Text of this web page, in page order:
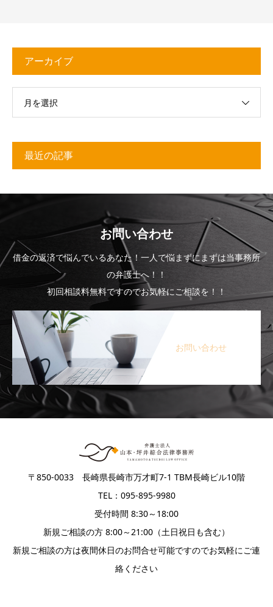
アーカイブ
月を選択
最近の記事
お問い合わせ
借金の返済で悩んでいるあなた！一人で悩まずにまずは当事務所
の弁護士へ！！
初回相談料無料ですのでお気軽にご相談を！！
お問い合わせ
〒850-0033 長崎県長崎市万才町7-1 TBM長崎ビル10階
TEL：095-895-9980
受付時間 8:30～18:00
新規ご相談の方 8:00～21:00（土日祝日も含む）
新規ご相談の方は夜間休日のお問合せ可能ですのでお気軽にご連
絡ください